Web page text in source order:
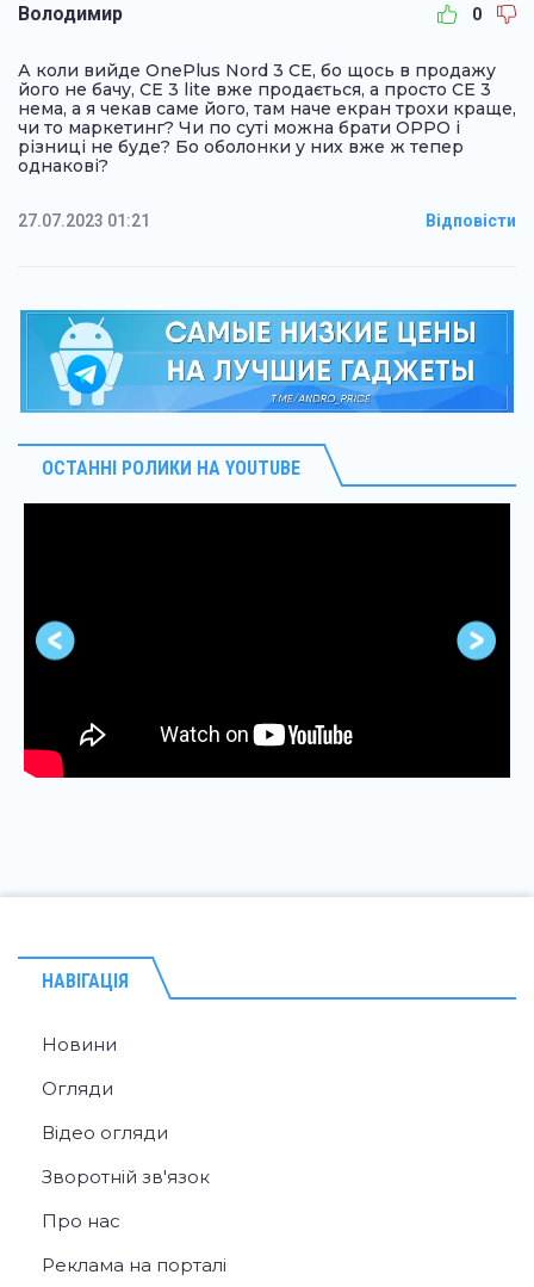
Володимир 0
А коли вийде OnePlus Nord 3 CE, бо щось в продажу
його не бачу, CE 3 lite вже продається, а просто CE 3
нема, а я чекав саме його, там наче екран трохи краще,
чи то маркетинг? Чи по суті можна брати OPPO і
різниці не буде? Бо оболонки у них вже ж тепер
однакові?
27.07.2023 01:21 Відповісти
ОСТАННІ РОЛИКИ НА YOUTUBE
НАВІГАЦІЯ
Новини
Огляди
Відео огляди
Зворотній зв'язок
Про нас
Реклама на порталі